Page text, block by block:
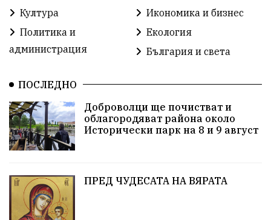
Икономика Красива България измама
Европа Актуално Туризъм Бизнес
абсурд Здравословно хранене
Коледа Чиста София
Софийски общински съвет
Култура
Икономика и бизнес
Политика и
администрация
Екология
България и света
ПОСЛЕДНО
Доброволци ще почистват и
облагородяват района около
Исторически парк на 8 и 9 август
ПРЕД ЧУДЕСАТА НА ВЯРАТА